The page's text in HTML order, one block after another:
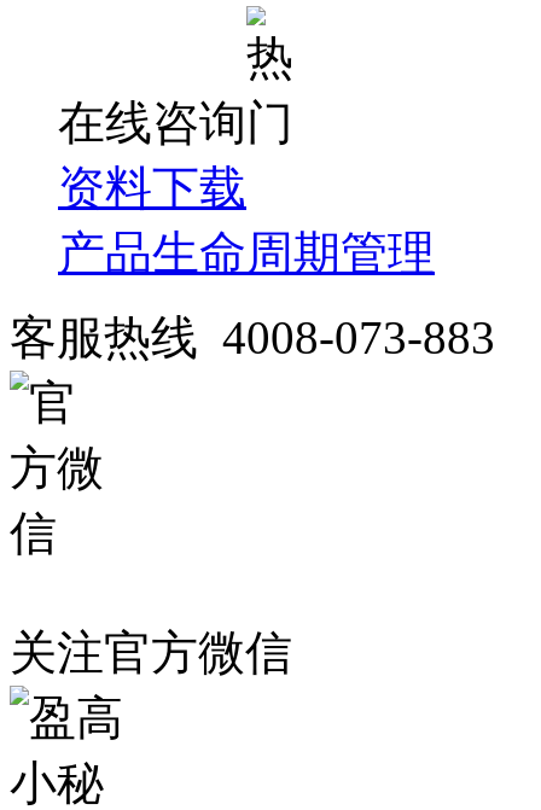
在线咨询
资料下载
产品生命周期管理
客服热线 4008-073-883
关注官方微信